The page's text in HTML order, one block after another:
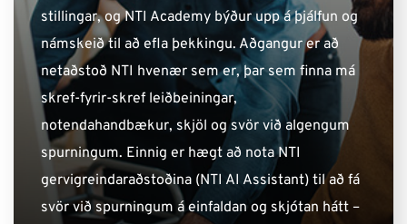
stillingar, og NTI Academy býður upp á þjálfun og
námskeið til að efla þekkingu. Aðgangur er að
netaðstoð NTI hvenær sem er, þar sem finna má
skref-fyrir-skref leiðbeiningar,
notendahandbækur, skjöl og svör við algengum
spurningum. Einnig er hægt að nota NTI
gervigreindaraðstoðina (NTI AI Assistant) til að fá
svör við spurningum á einfaldan og skjótan hátt –